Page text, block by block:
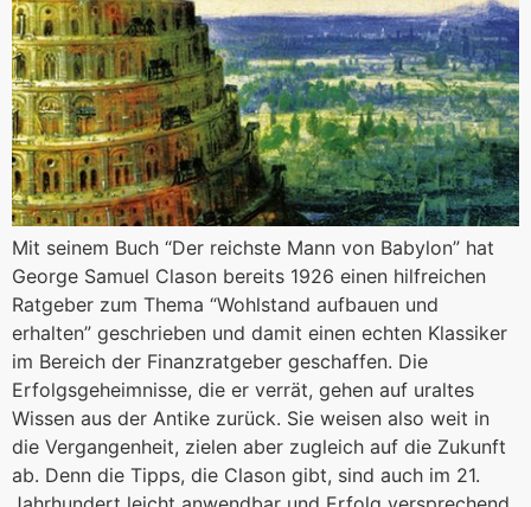
Mit seinem Buch “Der reichste Mann von Babylon” hat
George Samuel Clason bereits 1926 einen hilfreichen
Ratgeber zum Thema “Wohlstand aufbauen und
erhalten” geschrieben und damit einen echten Klassiker
im Bereich der Finanzratgeber geschaffen. Die
Erfolgsgeheimnisse, die er verrät, gehen auf uraltes
Wissen aus der Antike zurück. Sie weisen also weit in
die Vergangenheit, zielen aber zugleich auf die Zukunft
ab. Denn die Tipps, die Clason gibt, sind auch im 21.